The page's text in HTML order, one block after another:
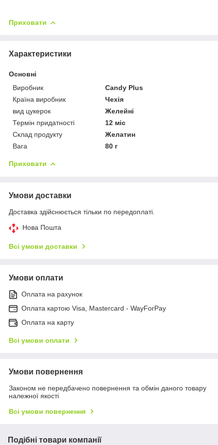
Приховати
Характеристики
Основні
Виробник
Candy Plus
Країна виробник
Чехія
вид цукерок
Желейні
Термін придатності
12 міс
Склад продукту
Желатин
Вага
80 г
Приховати
Умови доставки
Доставка здійснюється тільки по передоплаті.
Нова Пошта
Всі умови доставки
Умови оплати
Оплата на рахунок
Оплата картою Visa, Mastercard - WayForPay
Оплата на карту
Всі умови оплати
Умови повернення
Законом не передбачено повернення та обмін даного товару
належної якості
Всі умови повернення
Подібні товари компанії